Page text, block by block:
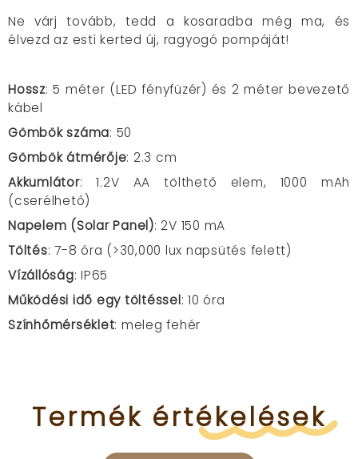
Ne várj tovább, tedd a kosaradba még ma, és
élvezd az esti kerted új, ragyogó pompáját!
Hossz: 5 méter (LED fényfüzér) és 2 méter bevezető
kábel
Gömbök száma: 50
Gömbök átmérője: 2.3 cm
Akkumlátor: 1.2V AA tölthető elem, 1000 mAh
(cserélhető)
Napelem (Solar Panel): 2V 150 mA
Töltés: 7-8 óra (>30,000 lux napsütés felett)
Vízállóság: IP65
Működési idő egy töltéssel: 10 óra
Színhőmérséklet: meleg fehér
Termék értékelések